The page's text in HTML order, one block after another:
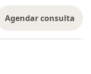
Agendar consulta